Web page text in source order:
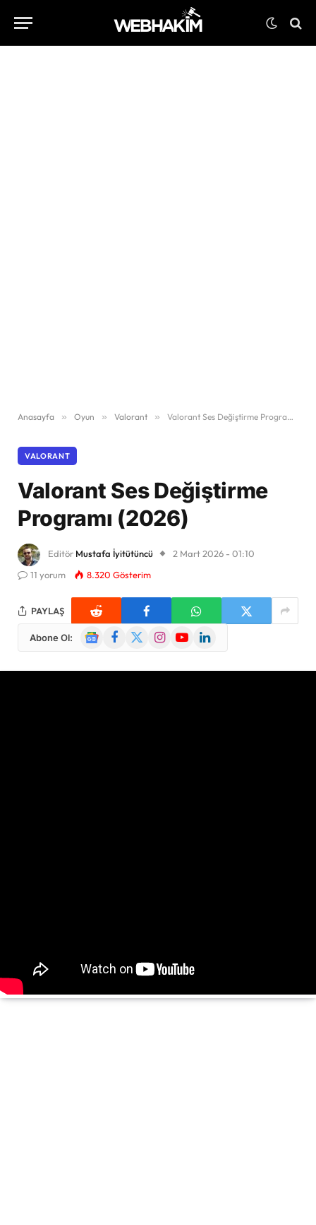
Anasayfa » Oyun » Valorant » Valorant Ses Değiştirme Programı (2026)
VALORANT
Valorant Ses Değiştirme
Programı (2026)
Editör Mustafa İyitütüncü
2 Mart 2026 - 01:10
11 yorum
8.320 Gösterim
PAYLAŞ
Abone Ol:
GoogleFacebook
X
InstagramYouTubeLinkedIn